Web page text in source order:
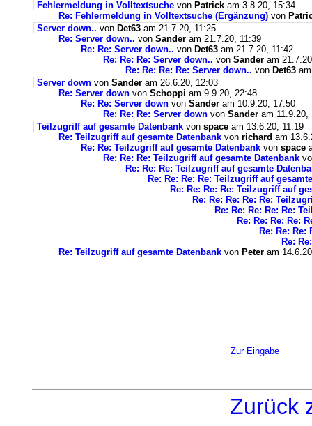
Fehlermeldung in Volltextsuche von Patrick am 3.8.20, 15:34
Re: Fehlermeldung in Volltextsuche (Ergänzung) von
Server down.. von Det63 am 21.7.20, 11:25
Re: Server down.. von Sander am 21.7.20, 11:39
Re: Re: Server down.. von Det63 am 21.7.20, 11:42
Re: Re: Re: Server down.. von Sander am
Re: Re: Re: Re: Server down.. von Det63
Server down von Sander am 26.6.20, 12:03
Re: Server down von Schoppi am 9.9.20, 22:48
Re: Re: Server down von Sander am 10.9.20, 17:50
Re: Re: Re: Server down von Sander am 11.9.20,
Teilzugriff auf gesamte Datenbank von space am 13.6.20, 11:19
Re: Teilzugriff auf gesamte Datenbank von richard am
Re: Re: Teilzugriff auf gesamte Datenbank von space
Re: Re: Re: Teilzugriff auf gesamte Datenbank
Re: Re: Re: Teilzugriff auf gesamte
Re: Re: Re: Re: Teilzugriff auf
Re: Re: Re: Re: Teilzugriff auf
Re: Re: Re: Re: Re:
Re: Re: Re: Re: Re:
Re: Re: Re: Re:
Re: Re: Re:
Re:
Re: Teilzugriff auf gesamte Datenbank von Peter am
Zur Eingabe
Zurück